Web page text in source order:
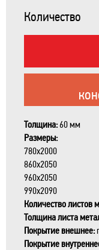
Количество
Толщина:60 мм
Размеры:
780x2000
860x2050
960x2050
990x2090
Количество листов
Толщина листа
Покрытие внешнее:
Покрытие